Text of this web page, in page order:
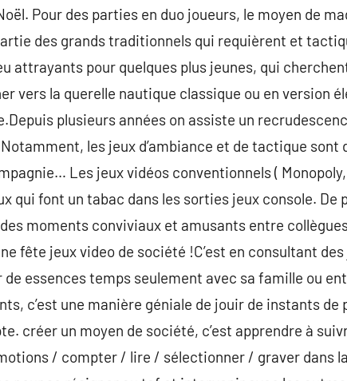
Pour des parties en duo joueurs, le moyen de
des grands traditionnels qui requièrent et
attrayants pour quelques plus jeunes, qui
vers la querelle nautique classique ou en version
plusieurs années on assiste un
les jeux d’ambiance et de tactique sont
Les jeux vidéos conventionnels (
qui font un tabac dans les sorties jeux console. De
moments conviviaux et amusants entre
fête jeux video de société !C’est en consultant des
de essences temps seulement avec sa famille ou
c’est une manière géniale de jouir de instants
créer un moyen de société, c’est apprendre à
/ compter / lire / sélectionner / graver dans